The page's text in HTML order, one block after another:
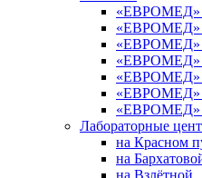
«ЕВРОМЕД»
«ЕВРОМЕД»
«ЕВРОМЕД»
«ЕВРОМЕД»
«ЕВРОМЕД»
«ЕВРОМЕД»
«ЕВРОМЕД»
Лабораторные
на Красном
на
на Взлётной